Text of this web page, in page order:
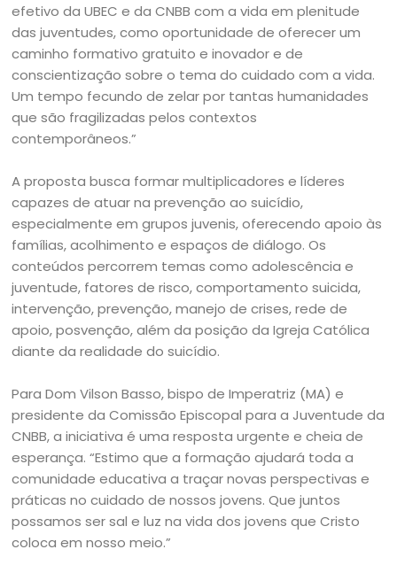
efetivo da UBEC e da CNBB com a vida em plenitude
das juventudes, como oportunidade de oferecer um
caminho formativo gratuito e inovador e de
conscientização sobre o tema do cuidado com a vida.
Um tempo fecundo de zelar por tantas humanidades
que são fragilizadas pelos contextos
contemporâneos.”
A proposta busca formar multiplicadores e líderes
capazes de atuar na prevenção ao suicídio,
especialmente em grupos juvenis, oferecendo apoio às
famílias, acolhimento e espaços de diálogo. Os
conteúdos percorrem temas como adolescência e
juventude, fatores de risco, comportamento suicida,
intervenção, prevenção, manejo de crises, rede de
apoio, posvenção, além da posição da Igreja Católica
diante da realidade do suicídio.
Para Dom Vilson Basso, bispo de Imperatriz (MA) e
presidente da Comissão Episcopal para a Juventude da
CNBB, a iniciativa é uma resposta urgente e cheia de
esperança. “Estimo que a formação ajudará toda a
comunidade educativa a traçar novas perspectivas e
práticas no cuidado de nossos jovens. Que juntos
possamos ser sal e luz na vida dos jovens que Cristo
coloca em nosso meio.”